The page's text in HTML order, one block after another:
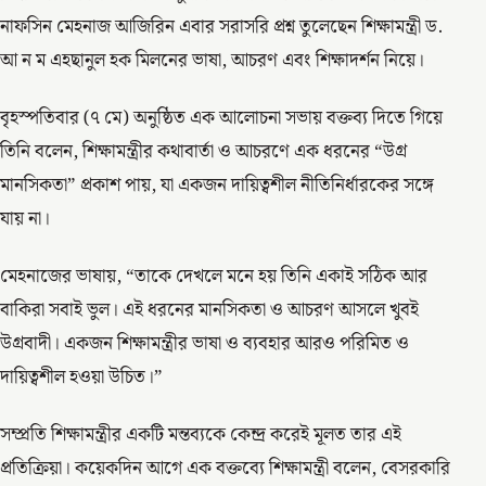
নাফসিন মেহনাজ আজিরিন এবার সরাসরি প্রশ্ন তুলেছেন শিক্ষামন্ত্রী ড.
আ ন ম এহছানুল হক মিলনের ভাষা, আচরণ এবং শিক্ষাদর্শন নিয়ে।
বৃহস্পতিবার (৭ মে) অনুষ্ঠিত এক আলোচনা সভায় বক্তব্য দিতে গিয়ে
তিনি বলেন, শিক্ষামন্ত্রীর কথাবার্তা ও আচরণে এক ধরনের “উগ্র
মানসিকতা” প্রকাশ পায়, যা একজন দায়িত্বশীল নীতিনির্ধারকের সঙ্গে
যায় না।
মেহনাজের ভাষায়, “তাকে দেখলে মনে হয় তিনি একাই সঠিক আর
বাকিরা সবাই ভুল। এই ধরনের মানসিকতা ও আচরণ আসলে খুবই
উগ্রবাদী। একজন শিক্ষামন্ত্রীর ভাষা ও ব্যবহার আরও পরিমিত ও
দায়িত্বশীল হওয়া উচিত।”
সম্প্রতি শিক্ষামন্ত্রীর একটি মন্তব্যকে কেন্দ্র করেই মূলত তার এই
প্রতিক্রিয়া। কয়েকদিন আগে এক বক্তব্যে শিক্ষামন্ত্রী বলেন, বেসরকারি